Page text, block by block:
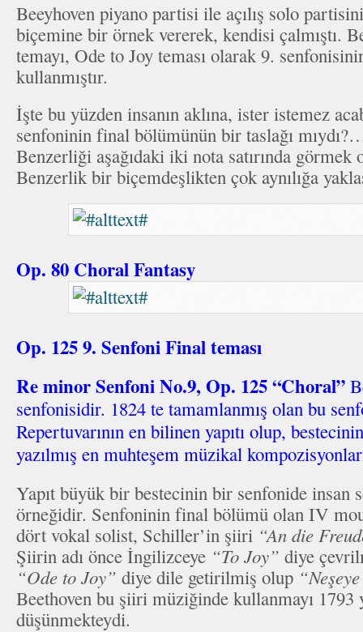
Beeyhoven piyano partisi ile açılış solo
biçemine bir örnek vererek, kendisi çalmıştı.
temayı, Ode to Joy teması olarak 9.
kullanmıştır.
İşte bu yüzden insanın aklına, ister istemez
senfoninin final bölümünün bir taslağı
Benzerliği aşağıdaki iki nota satırında görmek
Benzerlik bir biçemdeşlikten çok aynılığa
Op. 80 Choral Fantasy
Op. 125 9. Senfoni Final teması
Re minor Senfoni No.9, Op. 125 “Choral”
senfonisidir. 1824 te tamamlanmış olan bu
Repertuvarının en bilinen yapıtı olup,
yazılmış en muhteşem müzikal
Yapıt büyük bir bestecinin bir senfonide insan
örneğidir. Senfoninin final bölümü olan IV
dört vokal solist, Schiller’in şiiri “An die
Şiirin adı önce İngilizceye “To Joy” diye
“Ode to Joy” diye dile getirilmiş olup
Beethoven bu şiiri müziğinde kullanmayı 1793
düşünmekteydi.